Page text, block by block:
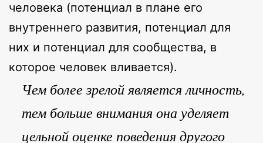
человека (потенциал в плане его
внутреннего развития, потенциал для
них и потенциал для сообщества, в
которое человек вливается).
Чем более зрелой является личность,
тем больше внимания она уделяет
цельной оценке поведения другого